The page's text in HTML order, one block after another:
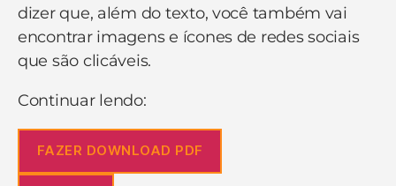
dizer que, além do texto, você também vai
encontrar imagens e ícones de redes sociais
que são clicáveis.
Continuar lendo:
FAZER DOWNLOAD PDF